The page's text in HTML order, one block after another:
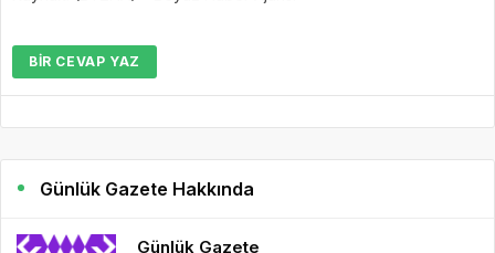
BIR CEVAP YAZ
Günlük Gazete Hakkında
Günlük Gazete